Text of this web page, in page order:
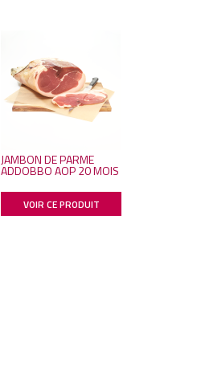
JAMBON DE PARME
ADDOBBO AOP 20 MOIS
VOIR CE PRODUIT